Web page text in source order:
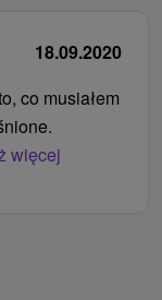
18.09.2020
co musiałem
więcej